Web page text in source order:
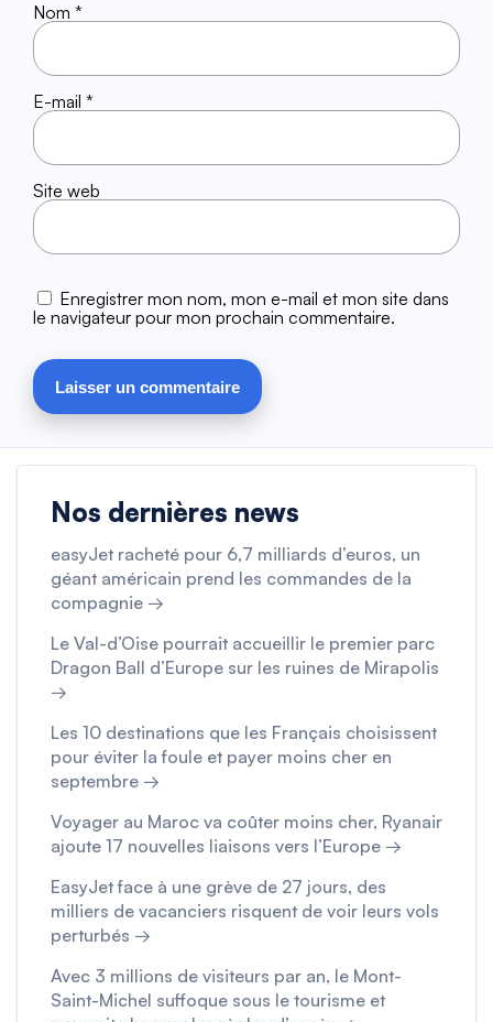
Nom *
E-mail *
Site web
Enregistrer mon nom, mon e-mail et mon site dans
le navigateur pour mon prochain commentaire.
Nos dernières news
easyJet racheté pour 6,7 milliards d’euros, un
géant américain prend les commandes de la
compagnie →
Le Val-d’Oise pourrait accueillir le premier parc
Dragon Ball d’Europe sur les ruines de Mirapolis
→
Les 10 destinations que les Français choisissent
pour éviter la foule et payer moins cher en
septembre →
Voyager au Maroc va coûter moins cher, Ryanair
ajoute 17 nouvelles liaisons vers l’Europe →
EasyJet face à une grève de 27 jours, des
milliers de vacanciers risquent de voir leurs vols
perturbés →
Avec 3 millions de visiteurs par an, le Mont-
Saint-Michel suffoque sous le tourisme et